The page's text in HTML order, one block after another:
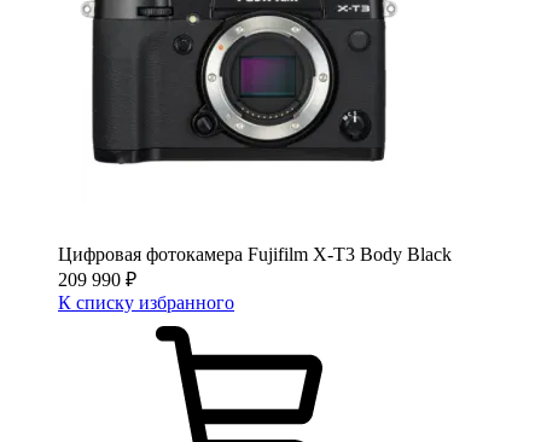
Цифровая фотокамера Fujifilm X-T3 Body Black
209 990 ₽
К списку избранного